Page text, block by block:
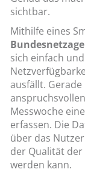
sichtbar.
Mithilfe eines
sich einfach
ausfällt.
Messwoche
erfassen. Die
über das
der Qualität
werden kann.